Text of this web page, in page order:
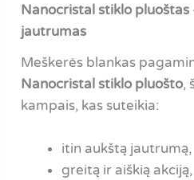
Nanocristal stiklo pluoštas
jautrumas
Meškerės blankas
Nanocristal stiklo pluošto,
kampais, kas suteikia:
itin aukštą jautrumą,
greitą ir aiškią akciją,